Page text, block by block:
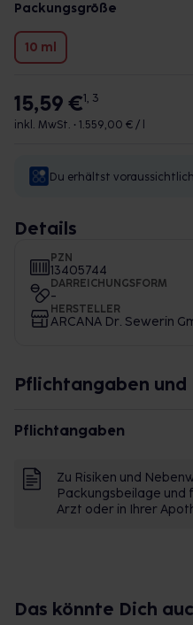
Packungsgröße
10 ml
15,59 €1, 3
inkl. MwSt. • 1.559,00 € / l
Du erhältst voraussichtlich
Details
PZN
13405744
DARREICHUNGSFORM
-
HERSTELLER
ARCANA Dr. Sewerin
Pflichtangaben und
Pflichtangaben
Zu Risiken und
Packungsbeilage und
Arzt oder in Ihrer
Das könnte Dich